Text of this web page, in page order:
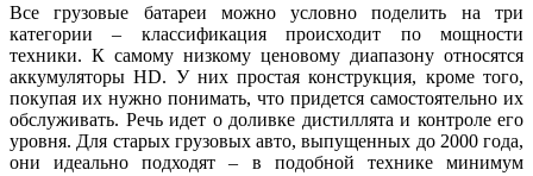
Все грузовые батареи можно условно поделить на три
категории – классификация происходит по мощности
техники. К самому низкому ценовому диапазону относятся
аккумуляторы HD. У них простая конструкция, кроме того,
покупая их нужно понимать, что придется самостоятельно их
обслуживать. Речь идет о доливке дистиллята и контроле его
уровня. Для старых грузовых авто, выпущенных до 2000 года,
они идеально подходят – в подобной технике минимум